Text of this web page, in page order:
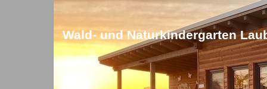
Wald- und Naturkindergarten